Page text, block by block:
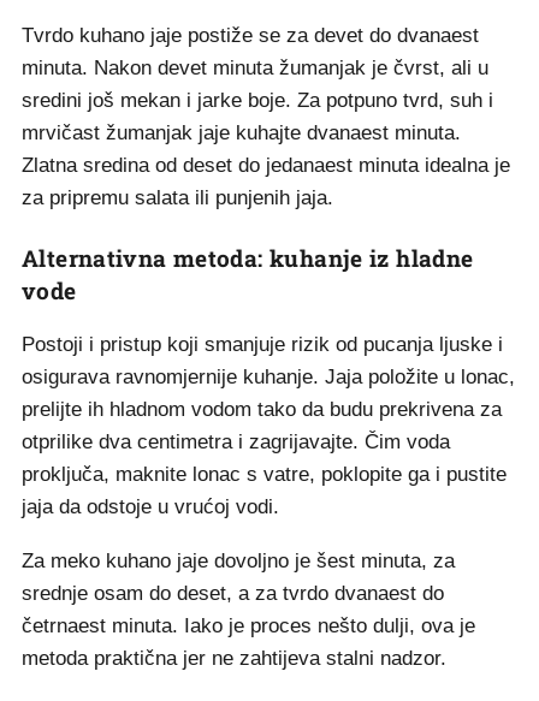
Tvrdo kuhano jaje postiže se za devet do dvanaest
minuta. Nakon devet minuta žumanjak je čvrst, ali u
sredini još mekan i jarke boje. Za potpuno tvrd, suh i
mrvičast žumanjak jaje kuhajte dvanaest minuta.
Zlatna sredina od deset do jedanaest minuta idealna je
za pripremu salata ili punjenih jaja.
Alternativna metoda: kuhanje iz hladne
vode
Postoji i pristup koji smanjuje rizik od pucanja ljuske i
osigurava ravnomjernije kuhanje. Jaja položite u lonac,
prelijte ih hladnom vodom tako da budu prekrivena za
otprilike dva centimetra i zagrijavajte. Čim voda
proključa, maknite lonac s vatre, poklopite ga i pustite
jaja da odstoje u vrućoj vodi.
Za meko kuhano jaje dovoljno je šest minuta, za
srednje osam do deset, a za tvrdo dvanaest do
četrnaest minuta. Iako je proces nešto dulji, ova je
metoda praktična jer ne zahtijeva stalni nadzor.